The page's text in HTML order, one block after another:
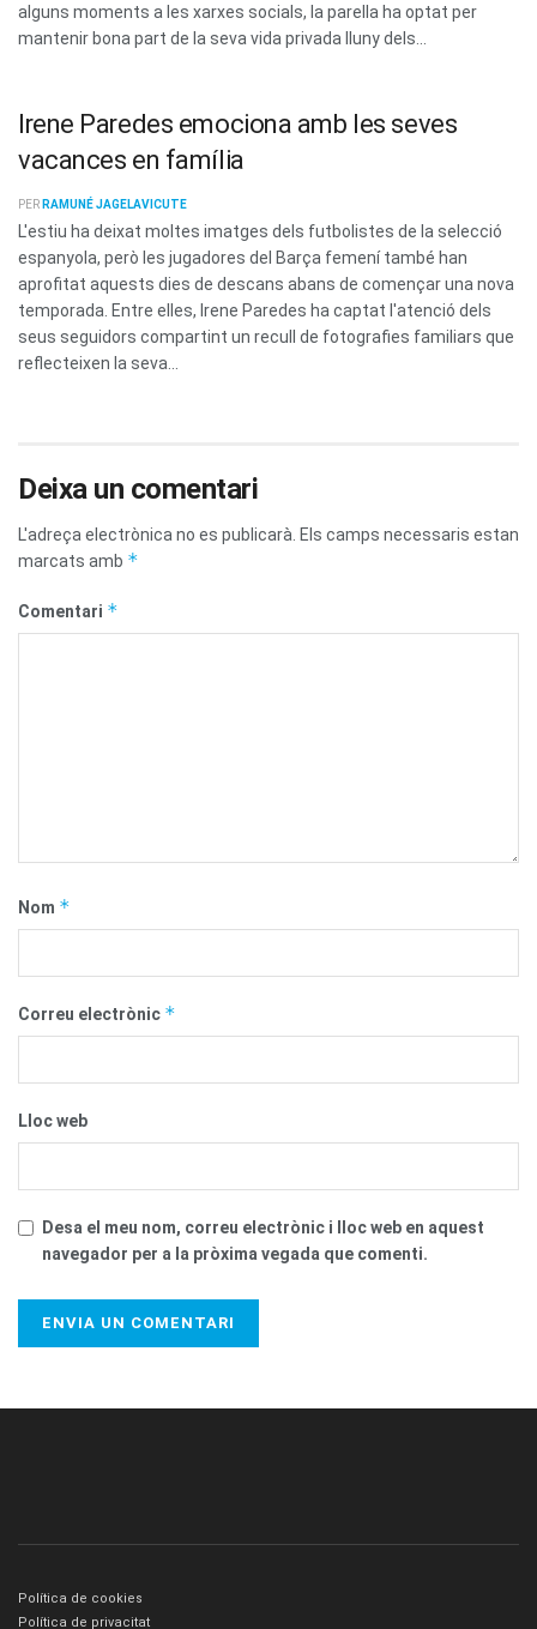
alguns moments a les xarxes socials, la parella ha optat per
mantenir bona part de la seva vida privada lluny dels...
Irene Paredes emociona amb les seves
vacances en família
PER RAMUNÉ JAGELAVICUTE
L'estiu ha deixat moltes imatges dels futbolistes de la selecció
espanyola, però les jugadores del Barça femení també han
aprofitat aquests dies de descans abans de començar una nova
temporada. Entre elles, Irene Paredes ha captat l'atenció dels
seus seguidors compartint un recull de fotografies familiars que
reflecteixen la seva...
Deixa un comentari
L'adreça electrònica no es publicarà. Els camps necessaris estan
marcats amb *
Comentari *
Nom *
Correu electrònic *
Lloc web
Desa el meu nom, correu electrònic i lloc web en aquest
navegador per a la pròxima vegada que comenti.
Política de cookies
Política de privacitat